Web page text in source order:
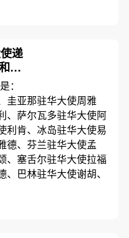
递
平
本
：
圭亚那驻华大使周雅
、萨尔瓦多驻华大使阿
利肯、冰岛驻华大使易
德、芬兰驻华大使孟
、塞舌尔驻华大使拉福
巴林驻华大使谢胡、